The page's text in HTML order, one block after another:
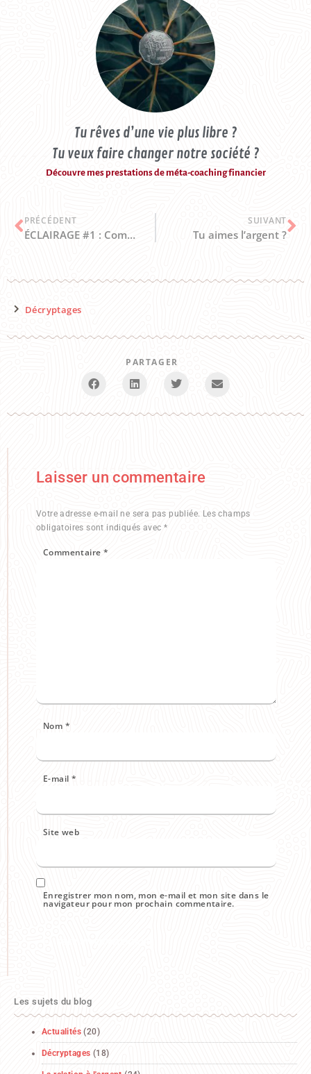
Tu rêves d’une vie plus libre ?
Tu veux faire changer notre société ?
Découvre mes prestations de méta-coaching financier
PRÉCÉDENT
ÉCLAIRAGE #1 : Combien de comptes en banque as-tu ?
SUIVANT
Tu aimes l’argent ?
Décryptages
PARTAGER
Laisser un commentaire
Votre adresse e-mail ne sera pas publiée. Les champs
obligatoires sont indiqués avec *
Commentaire *
Nom *
E-mail *
Site web
Enregistrer mon nom, mon e-mail et mon site dans le
navigateur pour mon prochain commentaire.
Les sujets du blog
Actualités (20)
Décryptages (18)